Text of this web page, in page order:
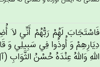
فَاسْتَجَاب‌َ لَهُم‌ْ رَبُّهُم‌ْ أَنِّي‌
دِيَارِهِم‌ْ وَ أُوذُوا فِي‌ سَبِيلِي‌ وَ
الله‌ِ وَالله‌ُ عِنْدَه‌ُ حُسْن‌ُ الثَّوَاب‌ِ